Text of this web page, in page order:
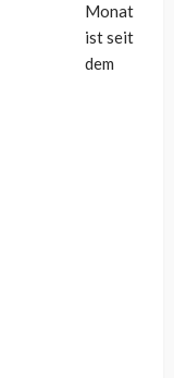
Monat
ist seit
dem